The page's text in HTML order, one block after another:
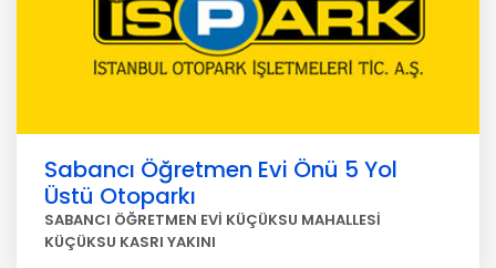
Sabancı Öğretmen Evi Önü 5 Yol
Üstü Otoparkı
SABANCI ÖĞRETMEN EVİ KÜÇÜKSU MAHALLESİ
KÜÇÜKSU KASRI YAKINI